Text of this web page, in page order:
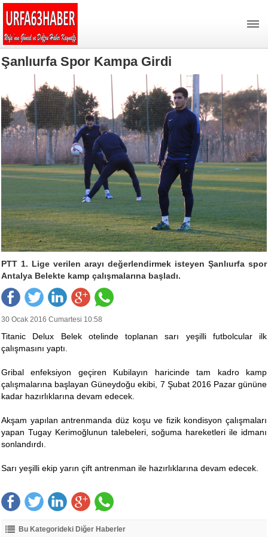
Şanlıurfa Spor Kampa Girdi
PTT 1. Lige verilen arayı değerlendirmek isteyen Şanlıurfa spor
Antalya Belekte kamp çalışmalarına başladı.
30 Ocak 2016 Cumartesi 10:58
Titanic Delux Belek otelinde toplanan sarı yeşilli futbolcular ilk
çalışmasını yaptı.
Gribal enfeksiyon geçiren Kubilayın haricinde tam kadro kamp
çalışmalarına başlayan Güneydoğu ekibi, 7 Şubat 2016 Pazar gününe
kadar hazırlıklarına devam edecek.
Akşam yapılan antrenmanda düz koşu ve fizik kondisyon çalışmaları
yapan Tugay Kerimoğlunun talebeleri, soğuma hareketleri ile idmanı
sonlandırdı.
Sarı yeşilli ekip yarın çift antrenman ile hazırlıklarına devam edecek.
Bu Kategorideki Diğer Haberler